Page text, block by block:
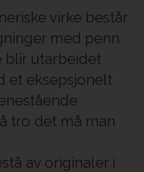
virke består
med penn
blir utarbeidet
et eksepsjonelt
tro det må man
av originaler i